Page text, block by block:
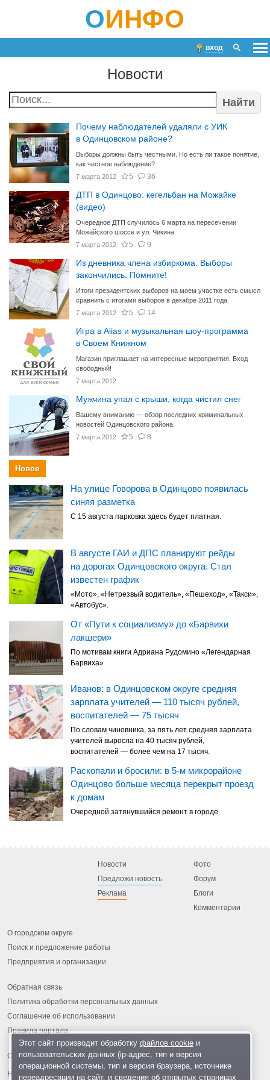
ОИНФО
вход
Новости
Найти
Почему наблюдателей удаляли с УИК
в Одинцовском районе?
Выборы должны быть честными. Но есть ли такое понятие,
как честное наблюдение?
7 марта 2012
5 36
ДТП в Одинцово: кегельбан на Можайке
(видео)
Очередное ДТП случилось 6 марта на пересечении
Можайского шоссе и ул. Чикина.
7 марта 2012
5 9
Из дневника члена избиркома. Выборы
закончились. Помните!
Итоги президентских выборов на моем участке есть смысл
сравнить с итогами выборов в декабре 2011 года.
7 марта 2012
5 14
Игра в Alias и музыкальная шоу-программа
в Своем Книжном
Магазин приглашает на интересные мероприятия. Вход
свободный!
7 марта 2012
Мужчина упал с крыши, когда чистил снег
Вашему вниманию — обзор последних криминальных
новостей Одинцовского района.
7 марта 2012
5 8
Новое
На улице Говорова в Одинцово появилась
синяя разметка
С 15 августа парковка здесь будет платная.
В августе ГАИ и ДПС планируют рейды
на дорогах Одинцовского округа. Стал
известен график
«Мото», «Нетрезвый водитель», «Пешеход», «Такси»,
«Автобус».
От «Пути к социализму» до «Барвихи
лакшери»
По мотивам книги Адриана Рудомино «Легендарная
Барвиха»
Иванов: в Одинцовском округе средняя
зарплата учителей — 110 тысяч рублей,
воспитателей — 75 тысяч
По словам чиновника, за пять лет средняя зарплата
учителей выросла на 40 тысяч рублей,
воспитателей — более чем на 17 тысяч.
Раскопали и бросили: в 5-м микрорайоне
Одинцово больше месяца перекрыт проезд
к домам
Очередной затянувшийся ремонт в городе.
Новости
Предложи новость
Реклама
Фото
Форум
Блоги
Комментарии
О городском округе
Поиск и предложение работы
Предприятия и организации
Обратная связь
Политика обработки персональных данных
Соглашение об использовании
Правила портала
На информационном ресурсе применяются рекомендательные
Этот сайт производит обработку файлов cookieи
пользовательских данных (ip-адрес, тип и версия
операционной системы, тип и версия браузера, источнике
переадресации на сайт, и сведения об открытых страницах